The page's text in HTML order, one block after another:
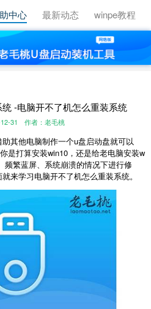
中心 最新动态 winpe教程
-电脑开不了机怎么重装系统
31 作者：老毛桃
其他电脑制作一个u盘启动盘就可以
是打算安装win10，还是给老电脑安装w
频繁蓝屏、系统崩溃的情况下进行修
来学习电脑开不了机怎么重装系统。